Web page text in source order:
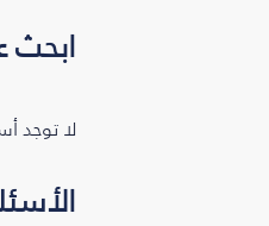
ابحث
لا توجد